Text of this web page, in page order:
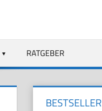
RATGEBER
BESTSELLER